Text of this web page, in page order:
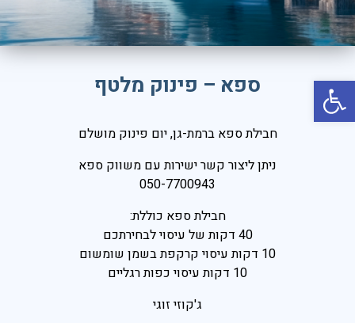
פתח סרגל נגישות
יוון
קפריסין
איטליה
טורקיה
אמסטרדם
תאילנד
ניו יורק
ספא – פינוק מלטף
חבילת ספא ברמת-גן, יום פינוק מושלם
ניתן ליצור קשר ישירות עם משווק ספא
050-7700943
חבילת ספא כוללת:
40 דקות של עיסוי לבחירתכם
10 דקות עיסוי קרקפת בשמן שומשום
10 דקות עיסוי כפות רגליים
ג'קוזי זוגי